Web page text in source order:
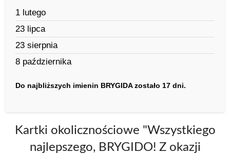
1 lutego
23 lipca
23 sierpnia
8 października
Do najbliższych imienin BRYGIDA zostało 17 dni.
Kartki okolicznościowe "Wszystkiego
najlepszego, BRYGIDO! Z okazji